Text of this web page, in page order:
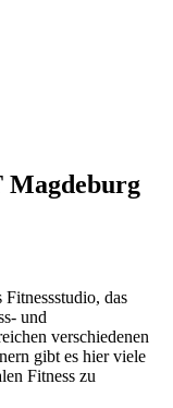
Magdeburg
das
und
verschiedenen
gibt es hier viele
Fitness zu